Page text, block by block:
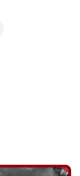
イヤ
ま
パン